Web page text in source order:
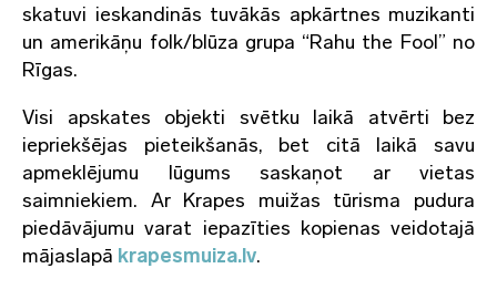
skatuvi ieskandinās tuvākās apkārtnes muzikanti
un amerikāņu folk/blūza grupa “Rahu the Fool” no
Rīgas.
Visi apskates objekti svētku laikā atvērti bez
iepriekšējas pieteikšanās, bet citā laikā savu
apmeklējumu lūgums saskaņot ar vietas
saimniekiem. Ar Krapes muižas tūrisma pudura
piedāvājumu varat iepazīties kopienas veidotajā
mājaslapā krapesmuiza.lv.